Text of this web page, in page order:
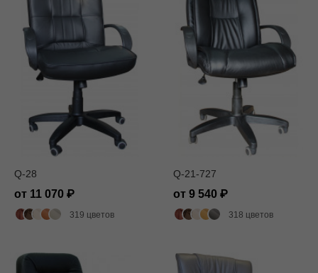
Q-28
от 11 070
319 цветов
Q-21-727
от 9 540
318 цветов